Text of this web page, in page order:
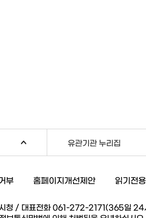
유관기관 누리집
부 홈페이지개선제안 읽기전
시청 / 대표전화 061-272-2171(365일